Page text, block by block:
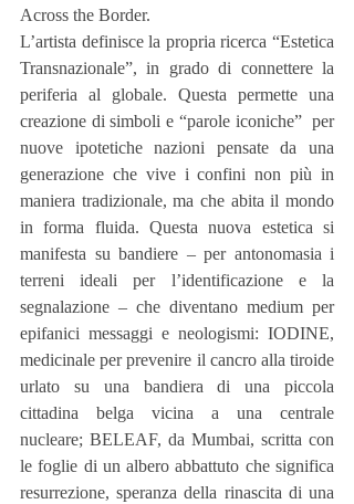
Across the Border.
L’artista definisce la propria ricerca “Estetica
Transnazionale”, in grado di connettere la
periferia al globale. Questa permette una
creazione di simboli e “parole iconiche”  per
nuove ipotetiche nazioni pensate da una
generazione che vive i confini non più in
maniera tradizionale, ma che abita il mondo
in forma fluida. Questa nuova estetica si
manifesta su bandiere – per antonomasia i
terreni ideali per l’identificazione e la
segnalazione – che diventano medium per
epifanici messaggi e neologismi: IODINE,
medicinale per prevenire il cancro alla tiroide
urlato su una bandiera di una piccola
cittadina belga vicina a una centrale
nucleare; BELEAF, da Mumbai, scritta con
le foglie di un albero abbattuto che significa
resurrezione, speranza della rinascita di una